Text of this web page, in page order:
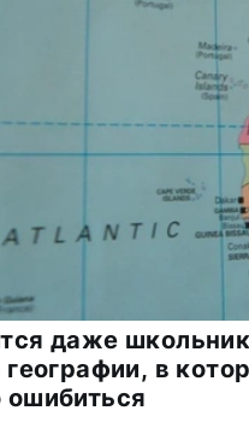
даже
географии, в